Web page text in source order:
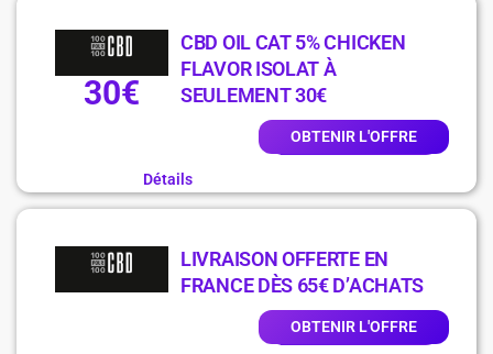
30€
CBD OIL CAT 5% CHICKEN
FLAVOR ISOLAT À
SEULEMENT 30€
OBTENIR L'OFFRE
Détails
LIVRAISON OFFERTE EN
FRANCE DÈS 65€ D’ACHATS
OBTENIR L'OFFRE